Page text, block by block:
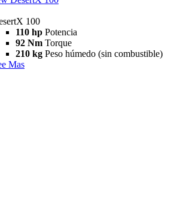
100
110 hp Potencia
92 Nm Torque
210 kg Peso húmedo (sin combustible)
Mas